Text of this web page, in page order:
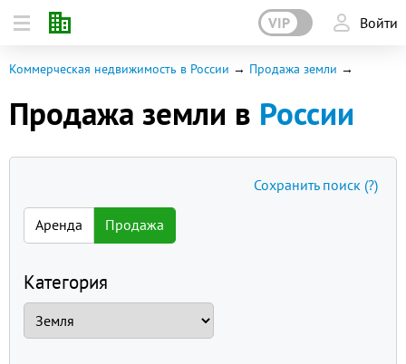
VIP Войти
Коммерческая недвижимость в России Продажа земли
Продажа земли в России
Аренда Продажа
Категория
Сохранить поиск (?)